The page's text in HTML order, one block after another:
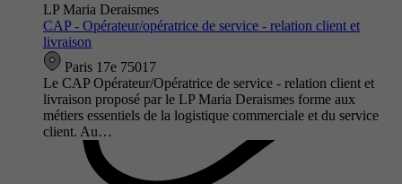
LP Maria Deraismes
CAP - Opérateur/opératrice de service - relation client et
livraison
Paris 17e 75017
Le CAP Opérateur/Opératrice de service - relation client et
livraison proposé par le LP Maria Deraismes forme aux
métiers essentiels de la logistique commerciale et du service
client. Au…